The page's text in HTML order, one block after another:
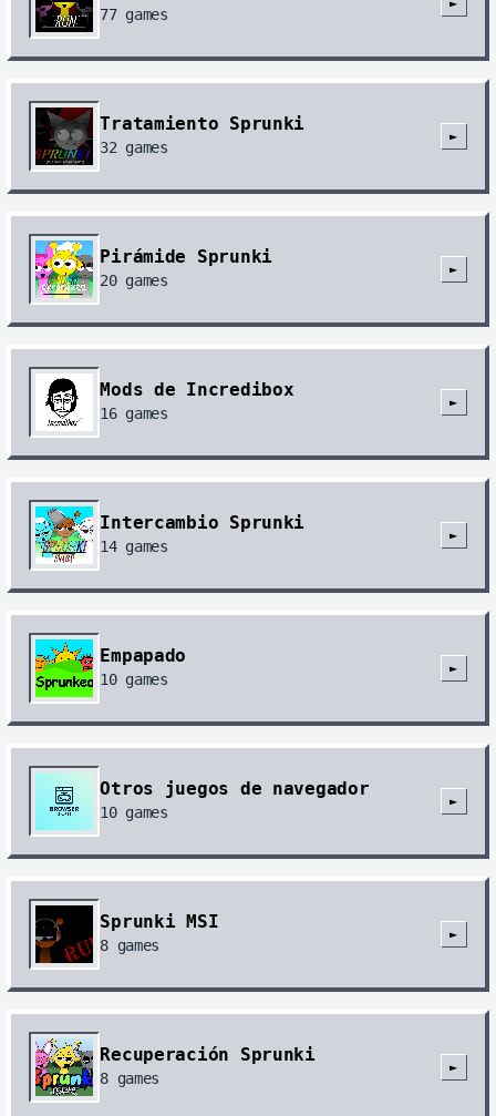
77games
►
Tratamiento Sprunki
32games
►
Pirámide Sprunki
20games
►
Mods de Incredibox
16games
►
Intercambio Sprunki
14games
►
Empapado
10games
►
Otros juegos de navegador
10games
►
Sprunki MSI
8 games
►
Recuperación Sprunki
8 games
►